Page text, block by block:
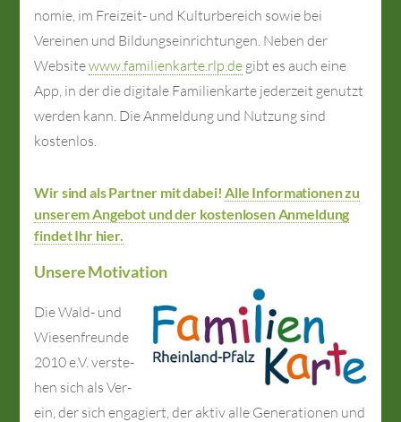
nomie, im Freizeit- und Kultur­bereich sowie bei
Vereinen und Bildungs­einrichtungen. Neben der
Websitewww.familienkarte.rlp.de gibt es auch eine
App, in der die digitale Familien­karte jederzeit genutzt
werden kann. Die Anmeldung und Nutzung sind
kostenlos.
Wir sind als Partner mit dabei! Alle Informationen zu
unserem Angebot und der kostenlosen Anmeldung
findet Ihr hier.
Unsere Motivation
Die Wald- und
Wie­sen­freun­de
2010 e.V. ver­ste­
hen sich als Ver­
ein, der sich en­ga­giert, der ak­tiv alle Ge­ne­ra­tio­nen und